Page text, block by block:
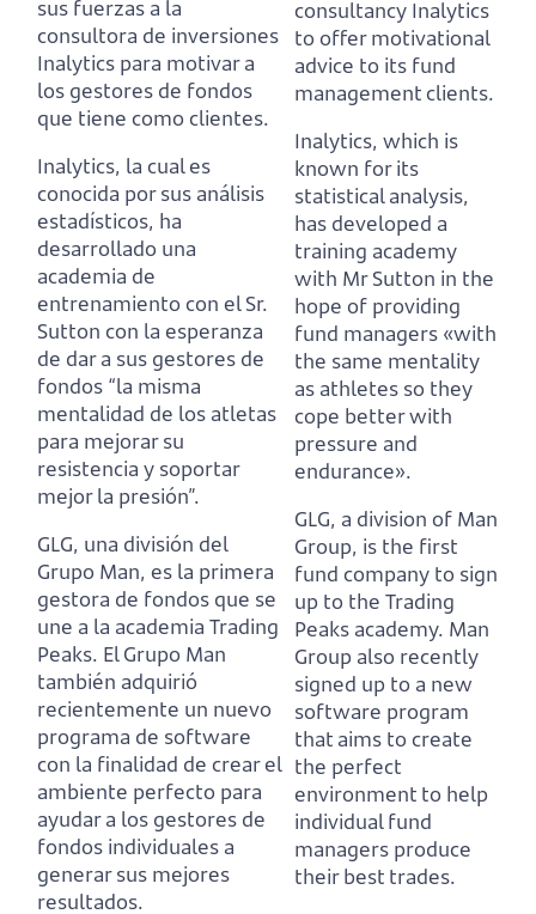
sus fuerzas a la
consultora de inversiones
Inalytics para motivar a
los gestores de fondos
que tiene como clientes.
Inalytics, la cual es
conocida por sus análisis
estadísticos, ha
desarrollado una
academia de
entrenamiento con el Sr.
Sutton con la esperanza
de dar a sus gestores de
fondos “la misma
mentalidad de los atletas
para mejorar su
resistencia y soportar
mejor la presión”.
GLG, una división del
Grupo Man, es la primera
gestora de fondos que se
une a la academia Trading
Peaks. El Grupo Man
también adquirió
recientemente un nuevo
programa de software
con la finalidad de crear el
ambiente perfecto para
ayudar a los gestores de
fondos individuales a
generar sus mejores
resultados.
consultancy Inalytics
to offer motivational
advice to its fund
management clients.
Inalytics, which is
known for its
statistical analysis,
has developed a
training academy
with Mr Sutton in the
hope of providing
fund managers «with
the same mentality
as athletes so they
cope better with
pressure and
endurance».
GLG, a division of Man
Group, is the first
fund company to sign
up to the Trading
Peaks academy. Man
Group also recently
signed up to a new
software program
that aims to create
the perfect
environment to help
individual fund
managers produce
their best trades.